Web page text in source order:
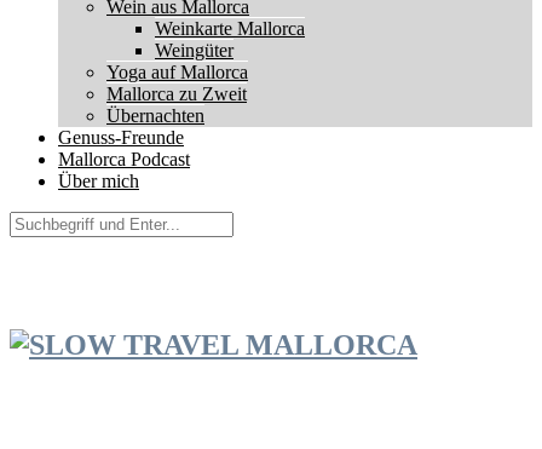
Wein aus Mallorca
Weinkarte Mallorca
Weingüter
Yoga auf Mallorca
Mallorca zu Zweit
Übernachten
Genuss-Freunde
Mallorca Podcast
Über mich